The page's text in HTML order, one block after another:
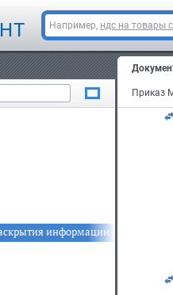
Например, ндс на товары
информации